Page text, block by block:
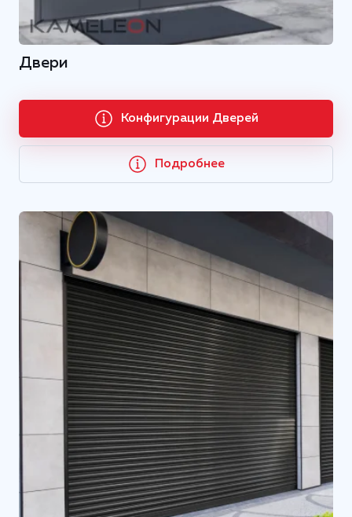
Двери
Конфигурации Дверей
Подробнее